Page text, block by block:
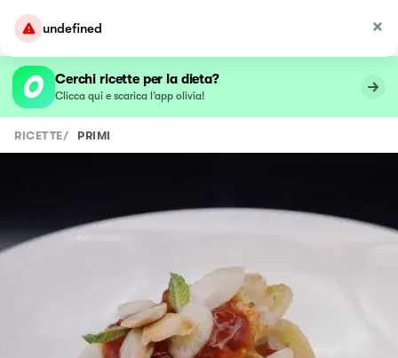
undefined
Cerchi ricette per la dieta?
Clicca qui e scarica l’app olivia!
RICETTE/ PRIMI